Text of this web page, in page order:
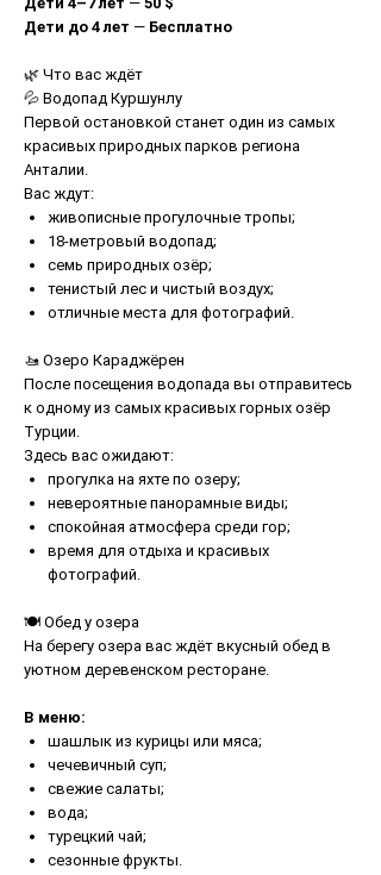
Дети до 4 лет — Бесплатно
🌿 Что вас ждёт
💦 Водопад Куршунлу
Первой остановкой станет один из самых
красивых природных парков региона
Анталии.
Вас ждут:
живописные прогулочные тропы;
18-метровый водопад;
семь природных озёр;
тенистый лес и чистый воздух;
отличные места для фотографий.
🚤 Озеро Караджёрен
После посещения водопада вы отправитесь
к одному из самых красивых горных озёр
Турции.
Здесь вас ожидают:
прогулка на яхте по озеру;
невероятные панорамные виды;
спокойная атмосфера среди гор;
время для отдыха и красивых
фотографий.
🍽 Обед у озера
На берегу озера вас ждёт вкусный обед в
уютном деревенском ресторане.
В меню:
шашлык из курицы или мяса;
чечевичный суп;
свежие салаты;
вода;
турецкий чай;
сезонные фрукты.